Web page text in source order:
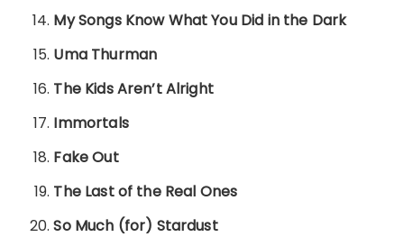
My Songs Know What You Did in the Dark
Uma Thurman
The Kids Aren’t Alright
Immortals
Fake Out
The Last of the Real Ones
So Much (for) Stardust